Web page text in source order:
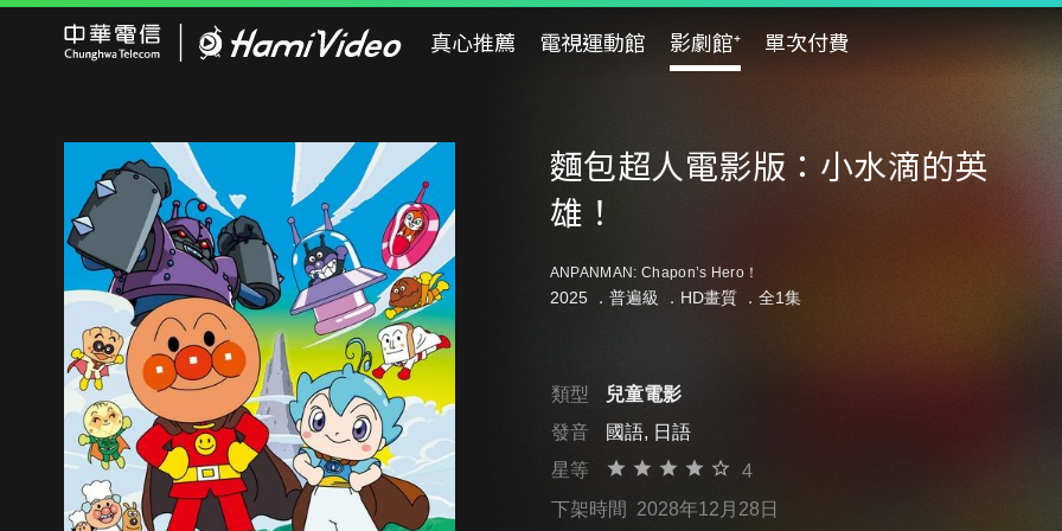
真心推薦 電視運動館 影劇館⁺ 單次付費
麵包超人電影版：小水滴的英
雄！
ANPANMAN: Chapon’s Hero！
2025 ． 普遍級 ．HD畫質 ．全1集
類型
兒童電影
發音
國語, 日語
星等
4
下架時間 2028年12月28日